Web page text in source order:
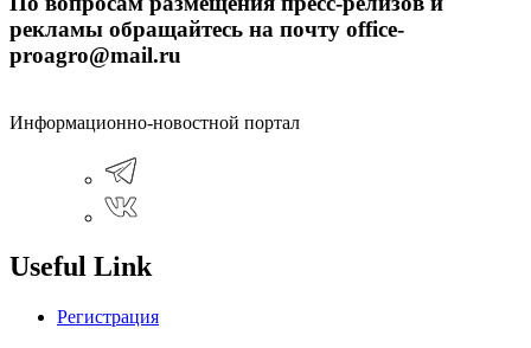
рекламы обращайтесь на почту office-
proagro@mail.ru
Информационно-новостной портал
Useful Link
Регистрация